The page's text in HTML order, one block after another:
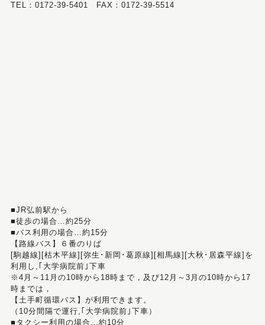
TEL：0172-39-5401 FAX：0172-39-5514
■JR弘前駅から
■徒歩の場合…約25分
■バス利用の場合…約15分
【路線バス】６番のりば
[駒越線][枯木平線][弥生･新岡･葛原線][相馬線][大秋･居森平線]を
利用し,｢大学病院前｣下車
※4月～11月の10時から18時まで，及び12月～3月の10時から17
時までは，
【土手町循環バス】が利用できます。
（10分間隔で運行,｢大学病院前｣下車）
■タクシー利用の場合…約10分